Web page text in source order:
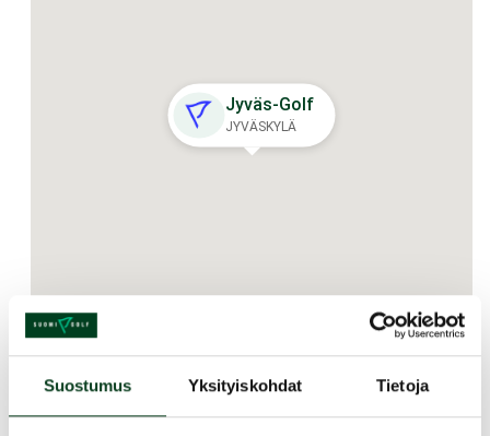
Suostumus Yksityiskohdat Tietoja
Jyväs-Golf
JYVÄSKYLÄ
Jaa kurssi kaverille